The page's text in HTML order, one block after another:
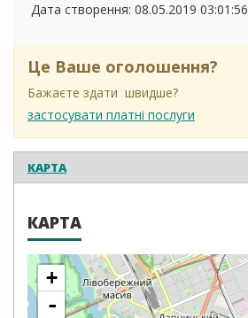
Дата створення: 08.05.2019 03:01:56
Це Ваше оголошення?
Бажаєте здати швидше?
застосувати платні послуги
КАРТА
КАРТА
+
-